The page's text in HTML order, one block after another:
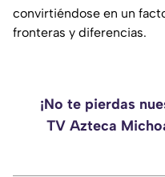
convirtiéndose en un
fronteras y diferencias.
¡No te pierdas
TV Azteca